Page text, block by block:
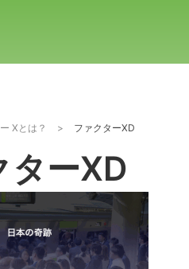
Xとは？ > ファクターXD
ターXD